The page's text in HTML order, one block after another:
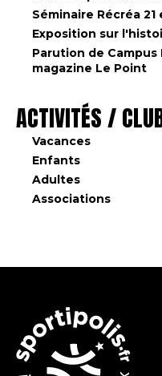
Séminaire Récréa 21
Exposition sur
Parution de Campus
magazine Le Point
ACTIVITÉS /
Vacances
Enfants
Adultes
Associations